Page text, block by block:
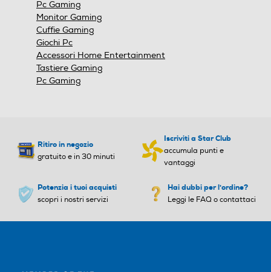
Pc Gaming
Monitor Gaming
Cuffie Gaming
Giochi Pc
Accessori Home Entertainment
Tastiere Gaming
Pc Gaming
Ritiro in negozio
gratuito e in 30 minuti
Iscriviti a Star Club
accumula punti e
vantaggi
Potenzia i tuoi acquisti
scopri i nostri servizi
Hai dubbi per l'ordine?
Leggi le FAQ o contattaci